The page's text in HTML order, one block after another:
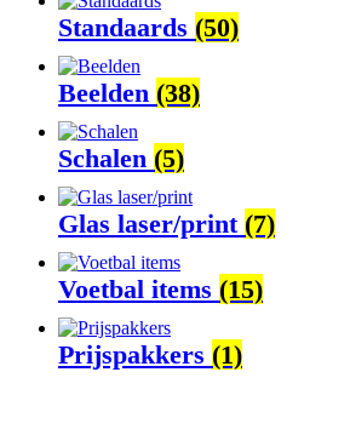
Standaards (50)
Beelden (38)
Schalen (5)
Glas laser/print (7)
Voetbal items (15)
Prijspakkers (1)